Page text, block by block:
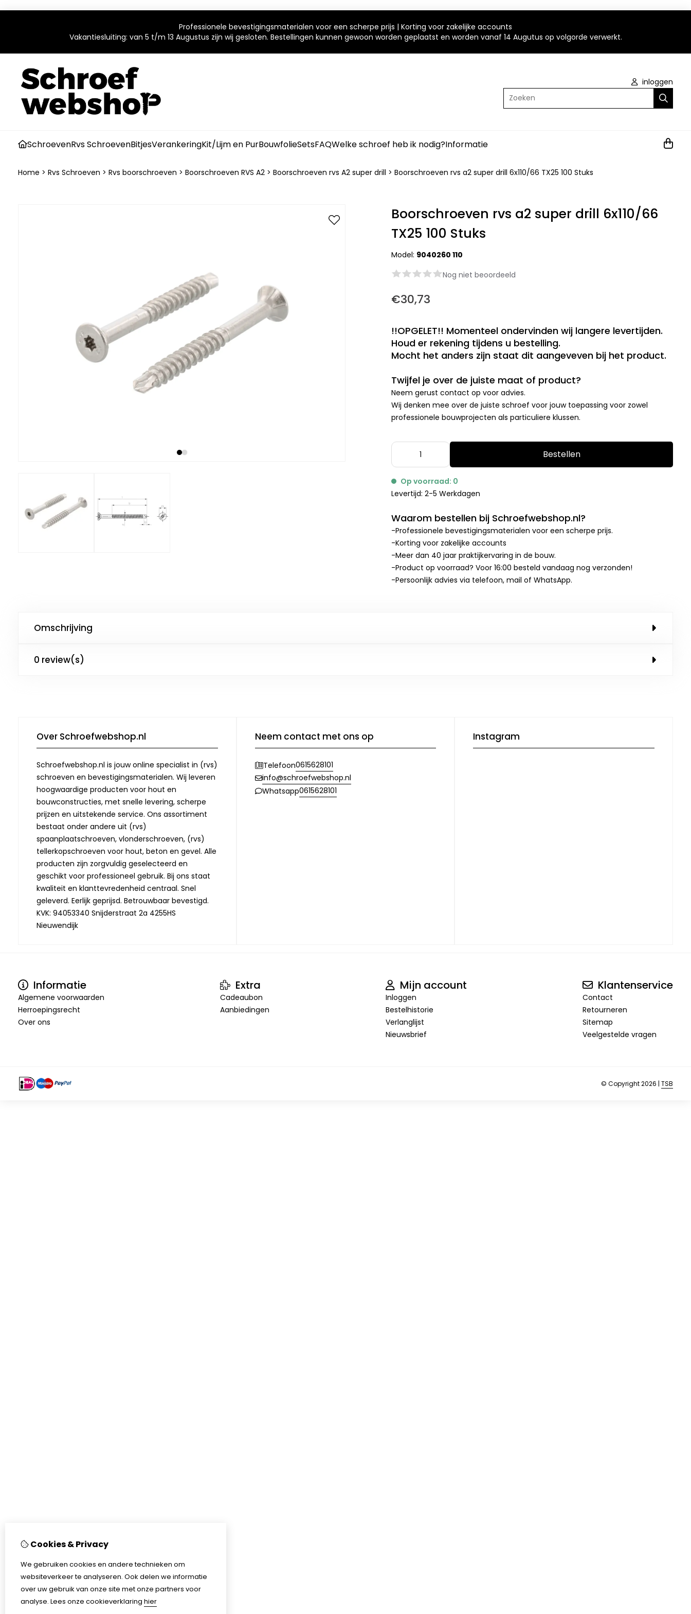
Professionele bevestigingsmaterialen voor een scherpe prijs | Korting voor zakelijke accounts
Vakantiesluiting: van 5 t/m 13 Augustus zijn wij gesloten. Bestellingen kunnen gewoon worden geplaatst en worden vanaf 14 Augutus op volgorde verwerkt.
inloggen
Zoeken
SchroevenRvs SchroevenBitjesVerankeringKit/Lijm en PurBouwfolieSetsFAQWelke schroef heb ik nodig?Informatie
Home > Rvs Schroeven > Rvs boorschroeven > Boorschroeven RVS A2 > Boorschroeven rvs A2 super drill > Boorschroeven rvs a2 super drill 6x110/66 TX25 100 Stuks
Boorschroeven rvs a2 super drill 6x110/66
TX25 100 Stuks
Model: 9040260 110
Nog niet beoordeeld
€30,73
!!OPGELET!! Momenteel ondervinden wij langere levertijden.
Houd er rekening tijdens u bestelling.
Mocht het anders zijn staat dit aangeveven bij het product.
Twijfel je over de juiste maat of product?
Neem gerust contact op voor advies.
Wij denken mee over de juiste schroef voor jouw toepassing voor zowel
professionele bouwprojecten als particuliere klussen.
Bestellen
Op voorraad: 0
Levertijd: 2-5 Werkdagen
Waarom bestellen bij Schroefwebshop.nl?
-Professionele bevestigingsmaterialen voor een scherpe prijs.
-Korting voor zakelijke accounts
-Meer dan 40 jaar praktijkervaring in de bouw.
-Product op voorraad? Voor 16:00 besteld vandaag nog verzonden!
-Persoonlijk advies via telefoon, mail of WhatsApp.
Omschrijving
0 review(s)
Over Schroefwebshop.nl
Schroefwebshop.nl is jouw online specialist in (rvs)
schroeven en bevestigingsmaterialen. Wij leveren
hoogwaardige producten voor hout en
bouwconstructies, met snelle levering, scherpe
prijzen en uitstekende service. Ons assortiment
bestaat onder andere uit (rvs)
spaanplaatschroeven, vlonderschroeven, (rvs)
tellerkopschroeven voor hout, beton en gevel. Alle
producten zijn zorgvuldig geselecteerd en
geschikt voor professioneel gebruik. Bij ons staat
kwaliteit en klanttevredenheid centraal. Snel
geleverd. Eerlijk geprijsd. Betrouwbaar bevestigd.
KVK: 94053340 Snijderstraat 2a 4255HS
Nieuwendijk
Neem contact met ons op
Telefoon0615628101
info@schroefwebshop.nl
Whatsapp0615628101
Instagram
Informatie
Algemene voorwaarden
Herroepingsrecht
Over ons
Extra
Cadeaubon
Aanbiedingen
Mijn account
Inloggen
Bestelhistorie
Verlanglijst
Nieuwsbrief
Klantenservice
Contact
Retourneren
Sitemap
Veelgestelde vragen
© Copyright 2026 | TSB
Cookies & Privacy
We gebruiken cookies en andere technieken om
websiteverkeer te analyseren. Ook delen we informatie
over uw gebruik van onze site met onze partners voor
analyse. Lees onze cookieverklaring hier